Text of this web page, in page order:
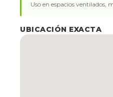
Uso en espacios ventilados,
UBICACIÓN EXACTA